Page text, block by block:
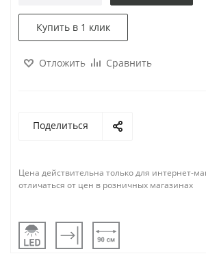
Купить в 1 клик
Отложить Сравнить
Поделиться
Цена действительна только для интернет-
отличаться от цен в розничных магазинах